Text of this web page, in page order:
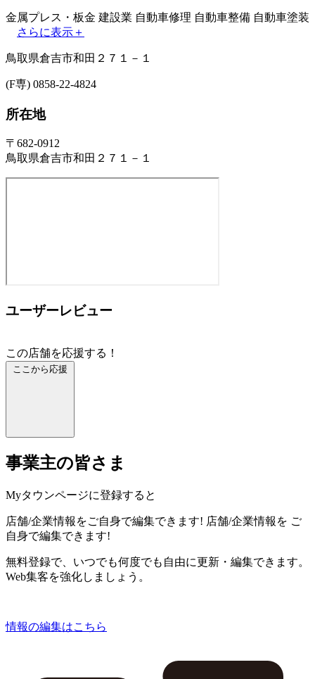
金属プレス・板金 建設業 自動車修理 自動車整備 自動車塗装
さらに表示＋
鳥取県倉吉市和田２７１－１
(F専) 0858-22-4824
所在地
〒682-0912
鳥取県倉吉市和田２７１－１
ユーザーレビュー
この店舗を応援する！
ここから応援
事業主の皆さま
Myタウンページに登録すると
店舗/企業情報をご自身で編集できます! 店舗/企業情報を ご
自身で編集できます!
無料登録で、いつでも何度でも自由に更新・編集できます。
Web集客を強化しましょう。
情報の編集はこちら